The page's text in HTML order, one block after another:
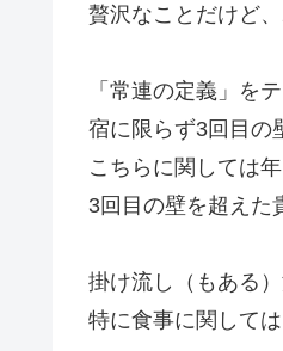
贅沢なことだけど
「常連の定義」を
宿に限らず3回目の
こちらに関しては
3回目の壁を超えた
掛け流し（もある
特に食事に関して